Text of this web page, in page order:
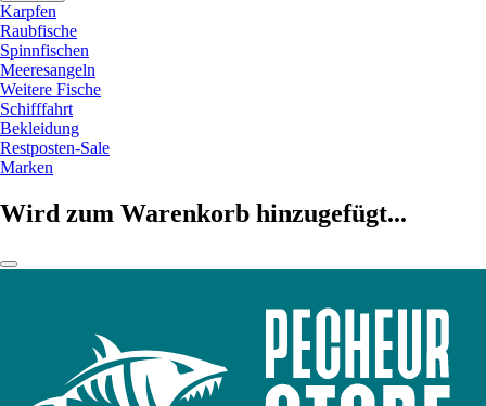
Karpfen
Raubfische
Spinnfischen
Meeresangeln
Weitere Fische
Schifffahrt
Bekleidung
Restposten-Sale
Marken
Wird zum Warenkorb hinzugefügt...